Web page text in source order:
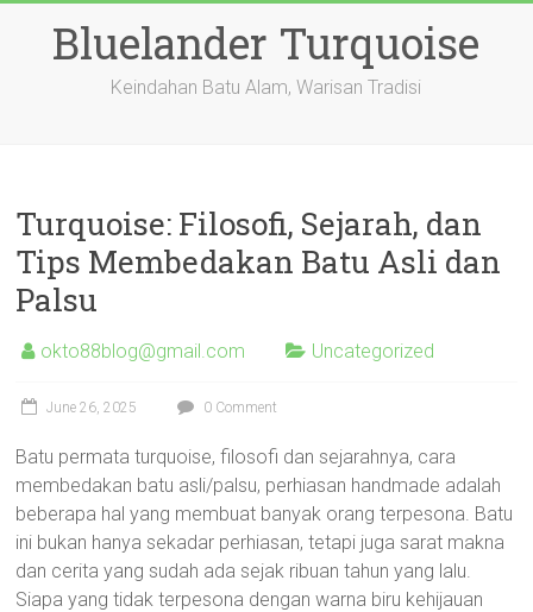
contentBluelander Turquoise
Keindahan Batu Alam, Warisan Tradisi
Turquoise: Filosofi, Sejarah, dan
Tips Membedakan Batu Asli dan
Palsu
okto88blog@gmail.com Uncategorized
June 26, 2025 0 Comment
Batu permata turquoise, filosofi dan sejarahnya, cara
membedakan batu asli/palsu, perhiasan handmade adalah
beberapa hal yang membuat banyak orang terpesona. Batu
ini bukan hanya sekadar perhiasan, tetapi juga sarat makna
dan cerita yang sudah ada sejak ribuan tahun yang lalu.
Siapa yang tidak terpesona dengan warna biru kehijauan